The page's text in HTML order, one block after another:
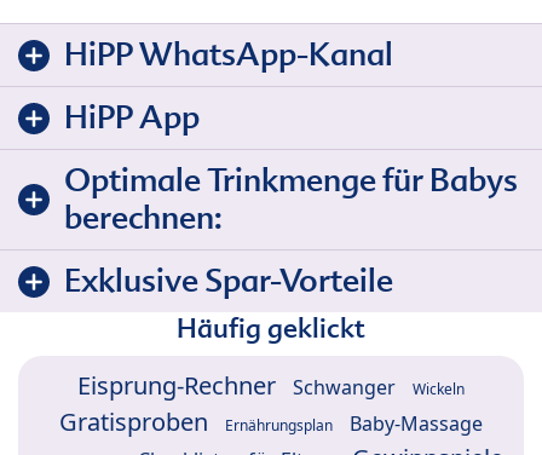
HiPP WhatsApp-Kanal
HiPP App
Optimale Trinkmenge für Babys
berechnen:
Exklusive Spar-Vorteile
Häufig geklickt
Eisprung-Rechner Schwanger Wickeln
Gratisproben Ernährungsplan Baby-Massage